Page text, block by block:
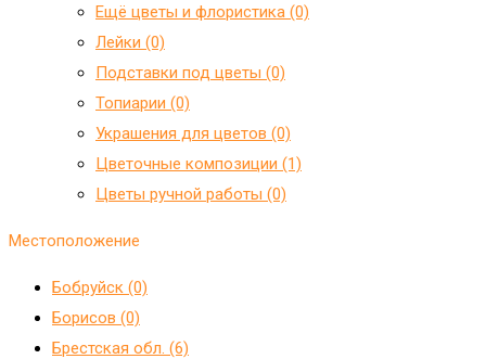
Ещё цветы и флористика (0)
Лейки (0)
Подставки под цветы (0)
Топиарии (0)
Украшения для цветов (0)
Цветочные композиции (1)
Цветы ручной работы (0)
Местоположение
Бобруйск (0)
Борисов (0)
Брестская обл. (6)